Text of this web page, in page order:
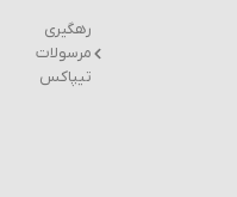
رهگیری
مرسولات
تیپاکس